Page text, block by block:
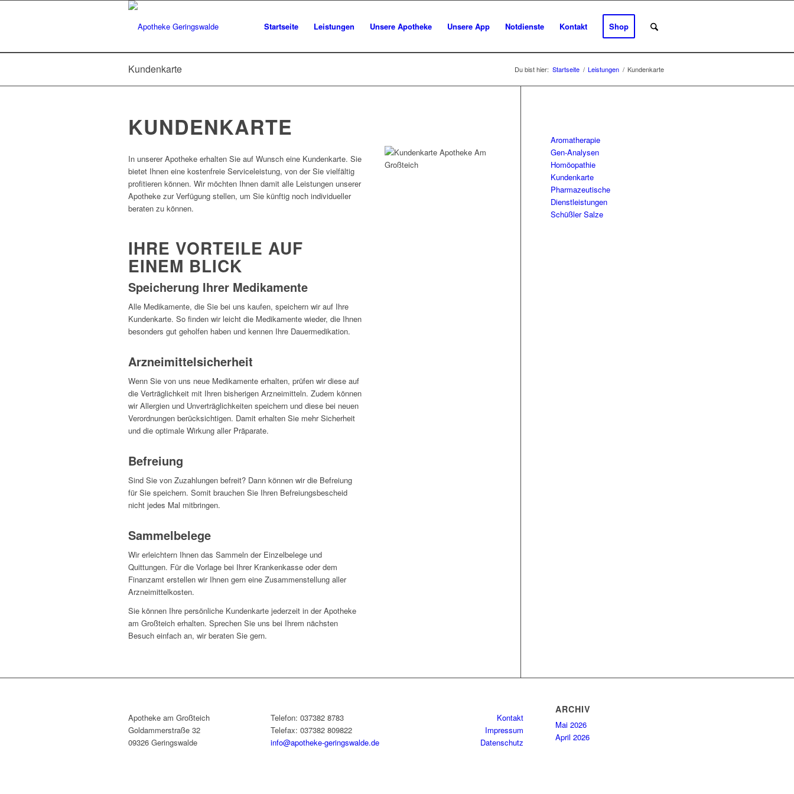
Startseite Leistungen Unsere Apotheke Unsere App Notdienste Kontakt Shop
Kundenkarte Du bist hier: Startseite / Leistungen / Kundenkarte
KUNDENKARTE
In unserer Apotheke erhalten Sie auf Wunsch eine Kundenkarte. Sie
bietet Ihnen eine kostenfreie Serviceleistung, von der Sie vielfältig
profitieren können. Wir möchten Ihnen damit alle Leistungen unserer
Apotheke zur Verfügung stellen, um Sie künftig noch individueller
beraten zu können.
IHRE VORTEILE AUF
EINEM BLICK
Speicherung Ihrer Medikamente
Alle Medikamente, die Sie bei uns kaufen, speichern wir auf Ihre
Kundenkarte. So finden wir leicht die Medikamente wieder, die Ihnen
besonders gut geholfen haben und kennen Ihre Dauermedikation.
Arzneimittelsicherheit
Wenn Sie von uns neue Medikamente erhalten, prüfen wir diese auf
die Verträglichkeit mit Ihren bisherigen Arzneimitteln. Zudem können
wir Allergien und Unverträglichkeiten speichern und diese bei neuen
Verordnungen berücksichtigen. Damit erhalten Sie mehr Sicherheit
und die optimale Wirkung aller Präparate.
Befreiung
Sind Sie von Zuzahlungen befreit? Dann können wir die Befreiung
für Sie speichern. Somit brauchen Sie Ihren Befreiungsbescheid
nicht jedes Mal mitbringen.
Sammelbelege
Wir erleichtern Ihnen das Sammeln der Einzelbelege und
Quittungen. Für die Vorlage bei Ihrer Krankenkasse oder dem
Finanzamt erstellen wir Ihnen gern eine Zusammenstellung aller
Arzneimittelkosten.
Sie können Ihre persönliche Kundenkarte jederzeit in der Apotheke
am Großteich erhalten. Sprechen Sie uns bei Ihrem nächsten
Besuch einfach an, wir beraten Sie gern.
Aromatherapie
Gen-Analysen
Homöopathie
Kundenkarte
Pharmazeutische
Dienstleistungen
Schüßler Salze
Apotheke am Großteich
Goldammerstraße 32
09326 Geringswalde
Telefon: 037382 8783
Telefax: 037382 809822
info@apotheke-geringswalde.de
Kontakt
Impressum
Datenschutz
ARCHIV
Mai 2026
April 2026